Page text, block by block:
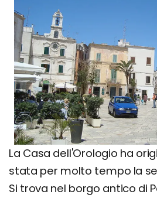
La Casa dell'Orologio ha
stata per molto tempo la
Si trova nel borgo antico di